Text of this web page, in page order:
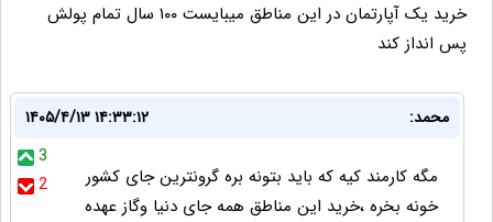
خرید یک آپارتمان در این مناطق میبایست ۱۰۰ سال تمام پولش
پس انداز کند
محمد:
۱۴۰۵/۴/۱۳ ۱۴:۳۳:۱۲
3
2
مگه کارمند کیه که باید بتونه بره گرونترین جای کشور
خونه بخره ،خرید این مناطق همه جای دنیا وگاز عهده